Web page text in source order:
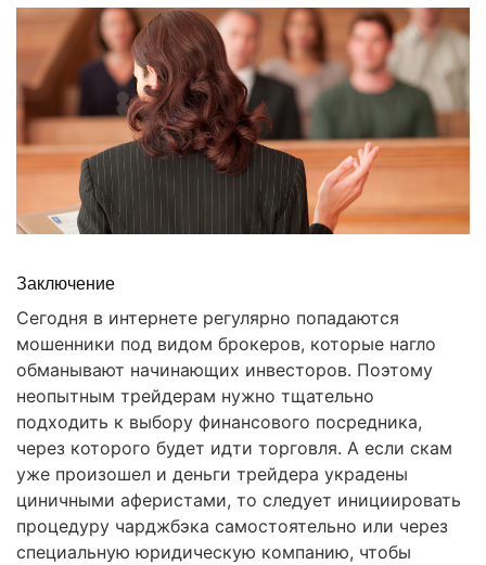
Заключение
Сегодня в интернете регулярно попадаются
мошенники под видом брокеров, которые нагло
обманывают начинающих инвесторов. Поэтому
неопытным трейдерам нужно тщательно
подходить к выбору финансового посредника,
через которого будет идти торговля. А если скам
уже произошел и деньги трейдера украдены
циничными аферистами, то следует инициировать
процедуру чарджбэка самостоятельно или через
специальную юридическую компанию, чтобы